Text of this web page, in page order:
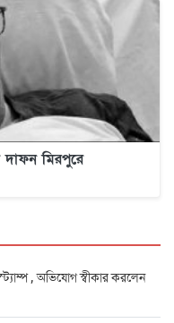
মিরপুরে
, অভিযোগ স্বীকার করলেন